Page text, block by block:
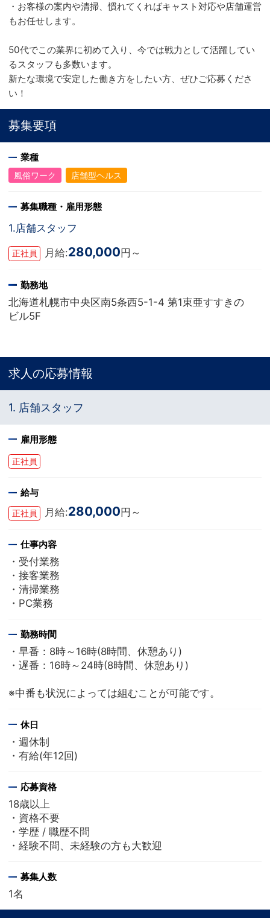
・お客様の案内や清掃、慣れてくればキャスト対応や店舗運営
もお任せします。
50代でこの業界に初めて入り、今では戦力として活躍してい
るスタッフも多数います。
新たな環境で安定した働き方をしたい方、ぜひご応募くださ
い！
募集要項
業種
風俗ワーク 店舗型ヘルス
募集職種・雇用形態
1.店舗スタッフ
正社員 月給:280,000 円～
勤務地
北海道札幌市中央区南5条西5-1-4 第1東亜すすきの
ビル5F
求人の応募情報
1. 店舗スタッフ
雇用形態
正社員
給与
正社員 月給:280,000 円～
仕事内容
・受付業務
・接客業務
・清掃業務
・PC業務
勤務時間
・早番：8時～16時(8時間、休憩あり)
・遅番：16時～24時(8時間、休憩あり)
※中番も状況によっては組むことが可能です。
休日
・週休制
・有給(年12回)
応募資格
18歳以上
・資格不要
・学歴 / 職歴不問
・経験不問、未経験の方も大歓迎
募集人数
1名